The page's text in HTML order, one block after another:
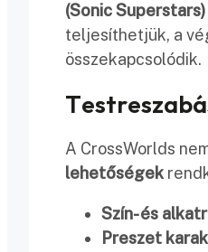
(Sonic Superstars)
teljesíthetjük, a
összekapcsolódik.
A CrossWorlds
lehetőségek
Szín- és
Preszet